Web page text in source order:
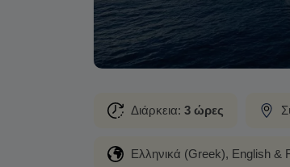
Διάρκεια: 3 ώρες
Ελληνικά (Greek), English &